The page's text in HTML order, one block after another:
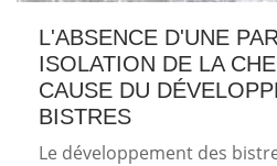
L'ABSENCE D'UNE
ISOLATION DE LA
CAUSE DU
BISTRES
Le développement des